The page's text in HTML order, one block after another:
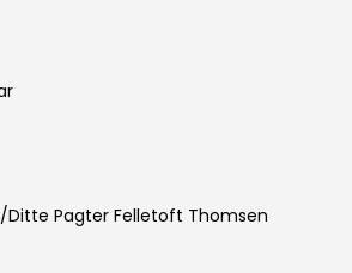
Ditte Pagter Felletoft Thomsen